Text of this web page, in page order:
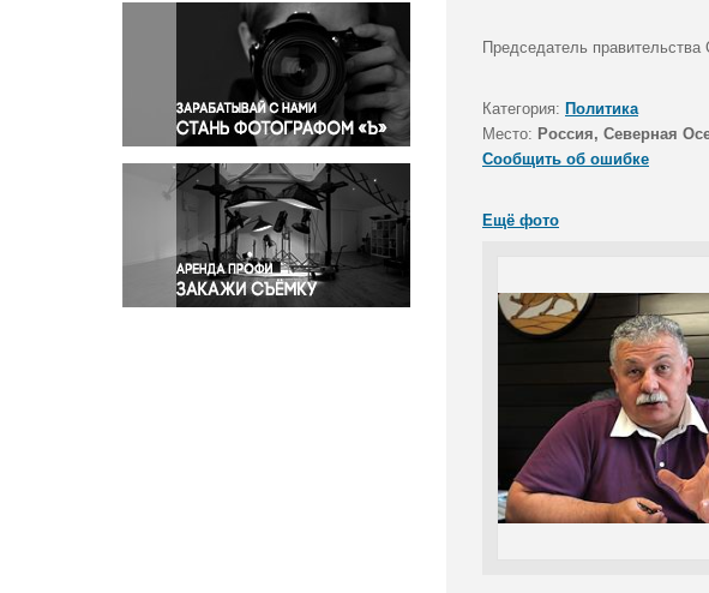
Окружающая среда
Политика
Правосудие
Происшествия и конфликты
Религия
Светская жизнь
Спорт
Экология
Экономика и бизнес
Председатель
Категория: Политика
Место: Россия, Северная
Сообщить об ошибке
Ещё фото